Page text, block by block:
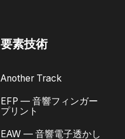
要素技術
Another Track
EFP — 音響フィンガー
プリント
EAW — 音響電子透かし